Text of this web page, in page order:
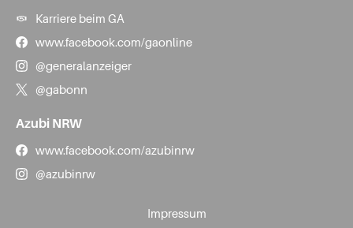
Karriere beim GA
www.facebook.com/gaonline
@generalanzeiger
@gabonn
Azubi NRW
www.facebook.com/azubinrw
@azubinrw
Impressum